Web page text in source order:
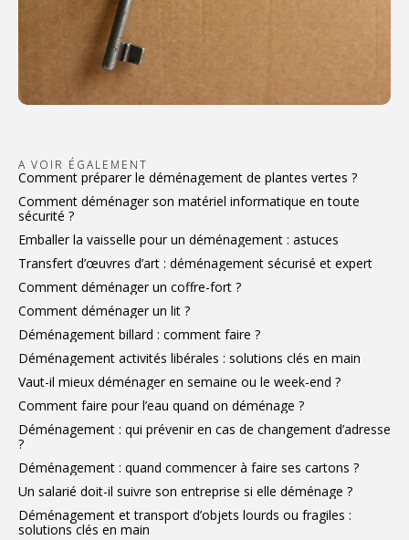
A VOIR ÉGALEMENT
Comment préparer le déménagement de plantes vertes ?
Comment déménager son matériel informatique en toute
sécurité ?
Emballer la vaisselle pour un déménagement : astuces
Transfert d’œuvres d’art : déménagement sécurisé et expert
Comment déménager un coffre-fort ?
Comment déménager un lit ?
Déménagement billard : comment faire ?
Déménagement activités libérales : solutions clés en main
Vaut-il mieux déménager en semaine ou le week-end ?
Comment faire pour l’eau quand on déménage ?
Déménagement : qui prévenir en cas de changement d’adresse
?
Déménagement : quand commencer à faire ses cartons ?
Un salarié doit-il suivre son entreprise si elle déménage ?
Déménagement et transport d’objets lourds ou fragiles :
solutions clés en main